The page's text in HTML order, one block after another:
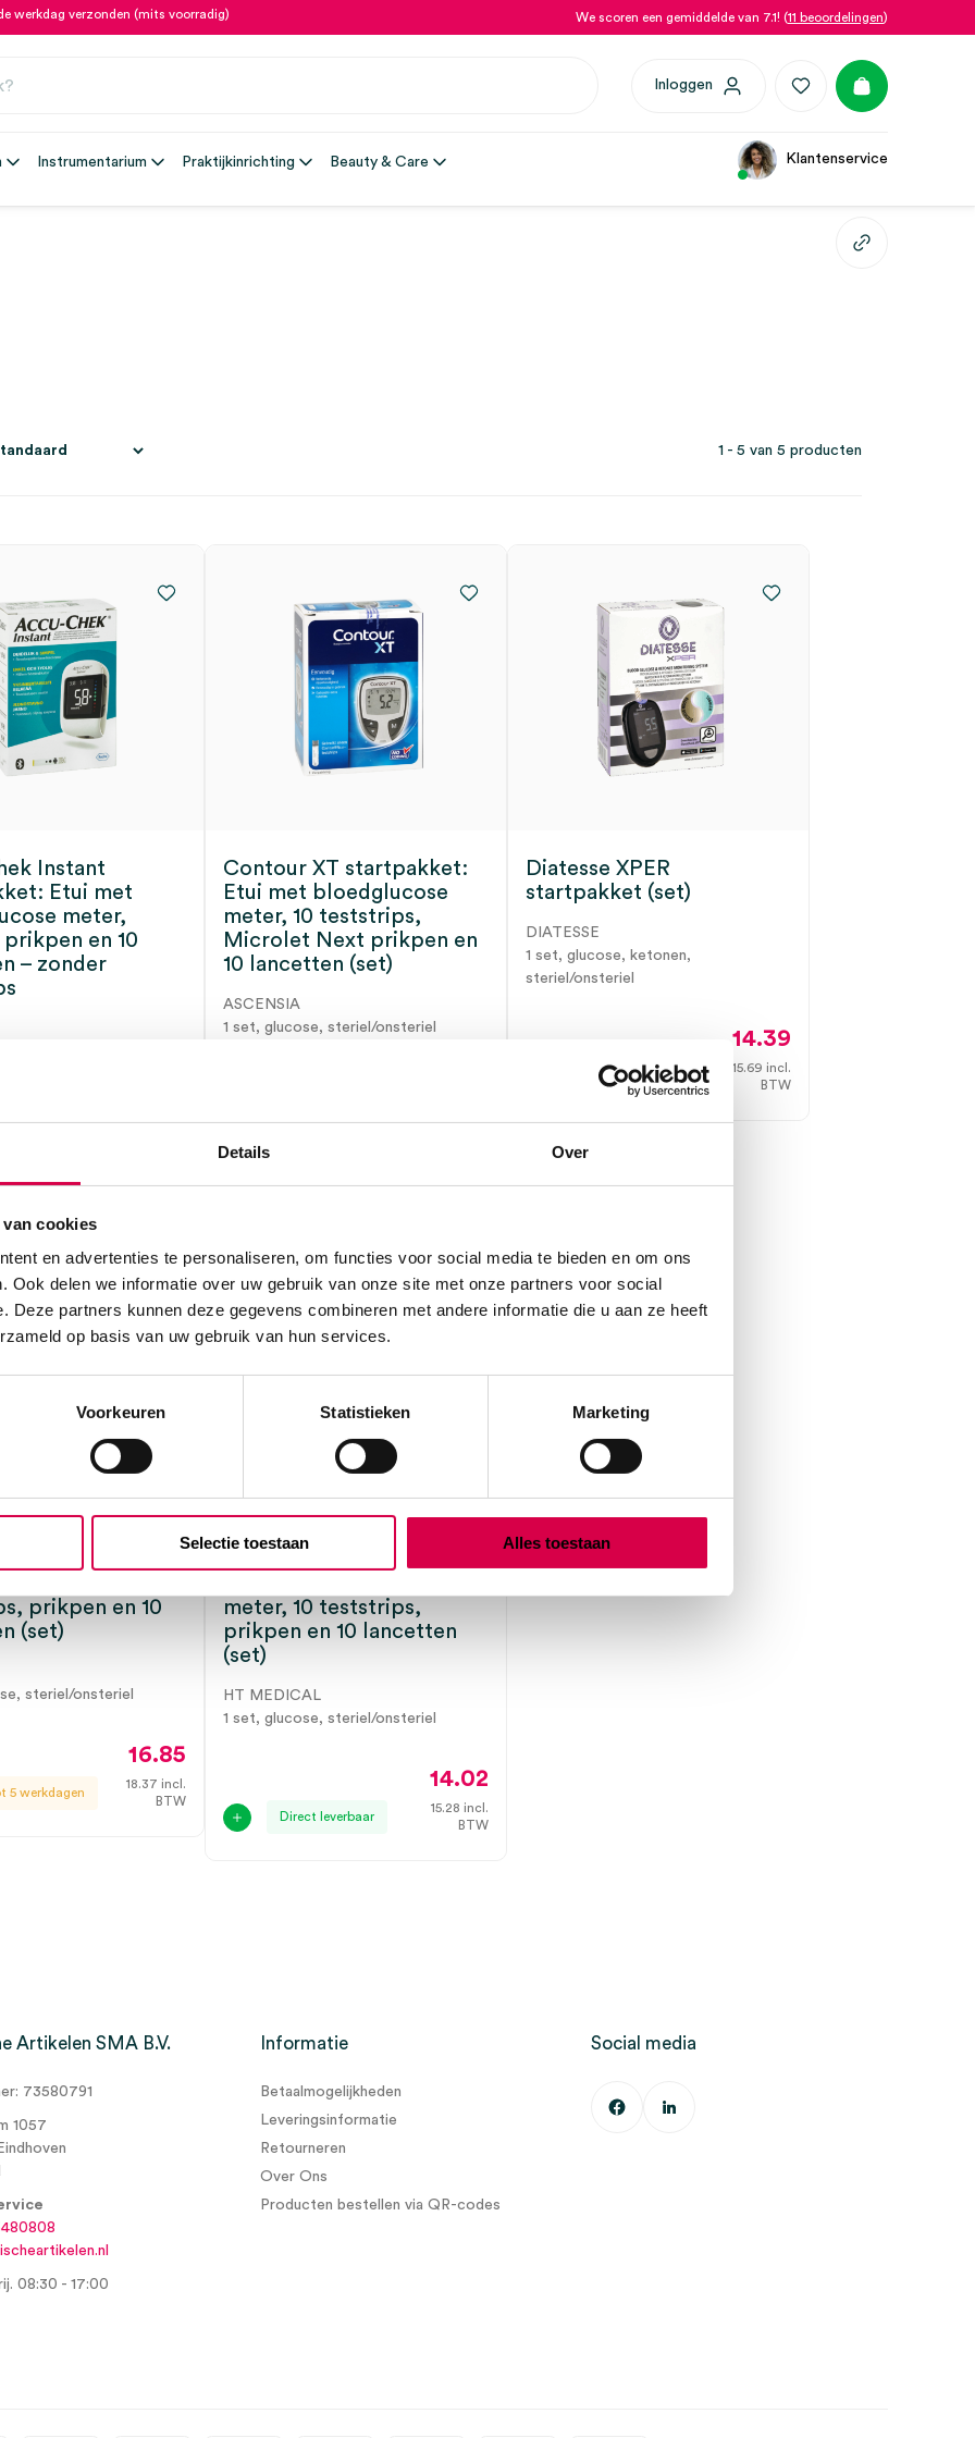
Details Over
cookies
en advertenties te personaliseren, om functies voor social media te bieden en om ons
Ook delen we informatie over uw gebruik van onze site met onze partners voor social
Deze partners kunnen deze gegevens combineren met andere informatie die u aan ze heeft
op basis van uw gebruik van hun services.
Voorkeuren Statistieken Marketing
Selectie toestaan Alles toestaan
werkdag verzonden (mits voorradig) We scoren een gemiddelde van 7.1! (11 beoordelingen)
Inloggen
Instrumentarium Praktijkinrichting Beauty & Care Klantenservice
1 - 5 van 5 producten
Instant
Etui met
meter,
en 10
– zonder
Contour XT startpakket:
Etui met bloedglucose
meter, 10 teststrips,
Microlet Next prikpen en
10 lancetten (set)
ASCENSIA
1 set, glucose, steriel/onsteriel
Direct leverbaar
Diatesse XPER
startpakket (set)
DIATESSE
1 set, glucose, ketonen,
steriel/onsteriel
Direct leverbaar
14.39
15.69 incl.
BTW
Freedom Lite
prikpen en 10
(set)
steriel/onsteriel
5 werkdagen
16.85
18.37 incl.
BTW
Ht One TD GLUCO
meter, 10 teststrips,
prikpen en 10 lancetten
(set)
HT MEDICAL
1 set, glucose, steriel/onsteriel
Direct leverbaar
14.02
15.28 incl.
BTW
Artikelen SMA B.V.
73580791
1057
08:30 - 17:00
Informatie
Betaalmogelijkheden
Leveringsinformatie
Retourneren
Over Ons
Producten bestellen via QR-codes
Social media